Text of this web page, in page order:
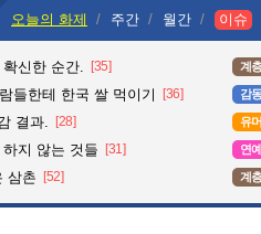
오늘의 화제 주간 월간 이슈
신한 순간. [35] 계
들한테 한국 쌀 먹이기 [36] 감
결과. [28] 유머
지 않는 것들 [31] 연예
삼촌 [52] 계